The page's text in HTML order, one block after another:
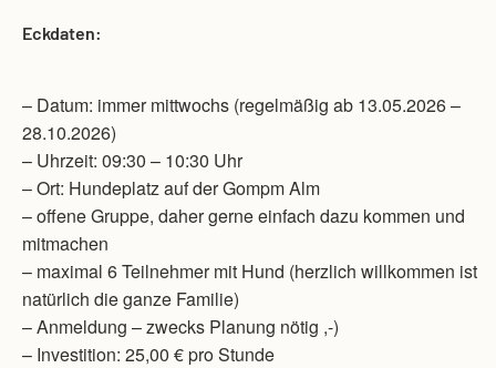
Eckdaten:
– Datum: immer mittwochs (regelmäßig ab 13.05.2026 –
28.10.2026)
– Uhrzeit: 09:30 – 10:30 Uhr
– Ort: Hundeplatz auf der Gompm Alm
– offene Gruppe, daher gerne einfach dazu kommen und
mitmachen
– maximal 6 Teilnehmer mit Hund (herzlich willkommen ist
natürlich die ganze Familie)
– Anmeldung – zwecks Planung nötig ,-)
– Investition: 25,00 € pro Stunde